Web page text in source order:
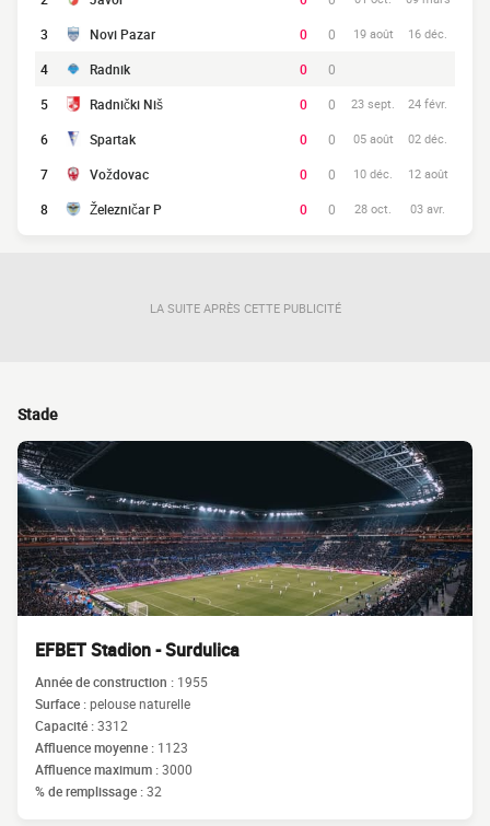
3 Novi Pazar 0 0 19 août 16 déc.
4 Radnik 0
0
5
Radnički Niš 0 0 23 sept. 24 févr.
6 Spartak 0 0 05 août 02 déc.
7 Voždovac 0 0 10 déc. 12 août
8 Železničar P 0 0 28 oct. 03 avr.
LA SUITE APRÈS CETTE PUBLICITÉ
Stade
EFBET Stadion - Surdulica
Année de construction : 1955
Surface :pelouse naturelle
Capacité :3312
Affluence moyenne : 1123
Affluence maximum :3000
% de remplissage :32